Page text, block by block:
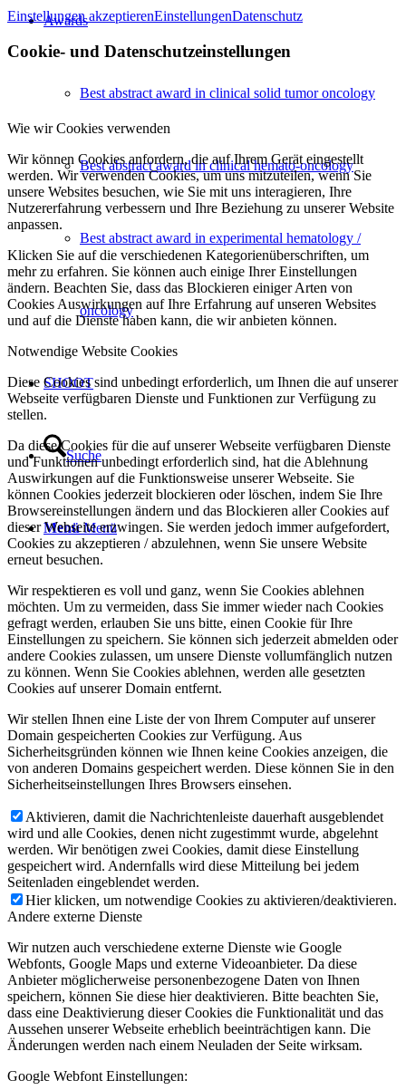
Awards
Best abstract award in clinical solid tumor oncology
Best abstract award in clinical hemato-oncology
Best abstract award in experimental hematology /
oncology
SHOOT
Suche
Menü Menü
Einstellungen akzeptierenEinstellungenDatenschutz
Cookie- und Datenschutzeinstellungen
Wie wir Cookies verwenden
Wir können Cookies anfordern, die auf Ihrem Gerät eingestellt
werden. Wir verwenden Cookies, um uns mitzuteilen, wenn Sie
unsere Websites besuchen, wie Sie mit uns interagieren, Ihre
Nutzererfahrung verbessern und Ihre Beziehung zu unserer Website
anpassen.
Klicken Sie auf die verschiedenen Kategorienüberschriften, um
mehr zu erfahren. Sie können auch einige Ihrer Einstellungen
ändern. Beachten Sie, dass das Blockieren einiger Arten von
Cookies Auswirkungen auf Ihre Erfahrung auf unseren Websites
und auf die Dienste haben kann, die wir anbieten können.
Notwendige Website Cookies
Diese Cookies sind unbedingt erforderlich, um Ihnen die auf unserer
Webseite verfügbaren Dienste und Funktionen zur Verfügung zu
stellen.
Da diese Cookies für die auf unserer Webseite verfügbaren Dienste
und Funktionen unbedingt erforderlich sind, hat die Ablehnung
Auswirkungen auf die Funktionsweise unserer Webseite. Sie
können Cookies jederzeit blockieren oder löschen, indem Sie Ihre
Browsereinstellungen ändern und das Blockieren aller Cookies auf
dieser Webseite erzwingen. Sie werden jedoch immer aufgefordert,
Cookies zu akzeptieren / abzulehnen, wenn Sie unsere Website
erneut besuchen.
Wir respektieren es voll und ganz, wenn Sie Cookies ablehnen
möchten. Um zu vermeiden, dass Sie immer wieder nach Cookies
gefragt werden, erlauben Sie uns bitte, einen Cookie für Ihre
Einstellungen zu speichern. Sie können sich jederzeit abmelden oder
andere Cookies zulassen, um unsere Dienste vollumfänglich nutzen
zu können. Wenn Sie Cookies ablehnen, werden alle gesetzten
Cookies auf unserer Domain entfernt.
Wir stellen Ihnen eine Liste der von Ihrem Computer auf unserer
Domain gespeicherten Cookies zur Verfügung. Aus
Sicherheitsgründen können wie Ihnen keine Cookies anzeigen, die
von anderen Domains gespeichert werden. Diese können Sie in den
Sicherheitseinstellungen Ihres Browsers einsehen.
Aktivieren, damit die Nachrichtenleiste dauerhaft ausgeblendet
wird und alle Cookies, denen nicht zugestimmt wurde, abgelehnt
werden. Wir benötigen zwei Cookies, damit diese Einstellung
gespeichert wird. Andernfalls wird diese Mitteilung bei jedem
Seitenladen eingeblendet werden.
Hier klicken, um notwendige Cookies zu aktivieren/deaktivieren.
Andere externe Dienste
Wir nutzen auch verschiedene externe Dienste wie Google
Webfonts, Google Maps und externe Videoanbieter. Da diese
Anbieter möglicherweise personenbezogene Daten von Ihnen
speichern, können Sie diese hier deaktivieren. Bitte beachten Sie,
dass eine Deaktivierung dieser Cookies die Funktionalität und das
Aussehen unserer Webseite erheblich beeinträchtigen kann. Die
Änderungen werden nach einem Neuladen der Seite wirksam.
Google Webfont Einstellungen: